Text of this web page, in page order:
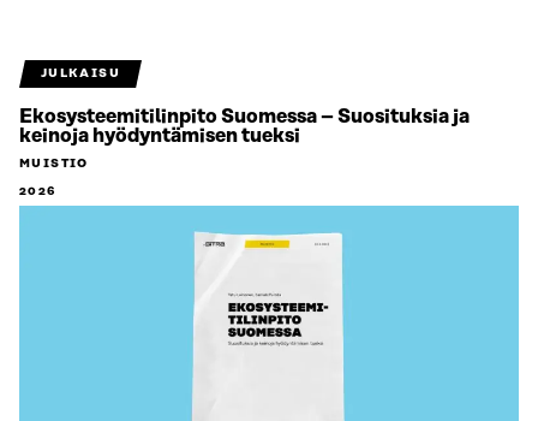
JULKAISU
Ekosysteemitilinpito Suomessa – Suosituksia ja
keinoja hyödyntämisen tueksi
MUISTIO
2026